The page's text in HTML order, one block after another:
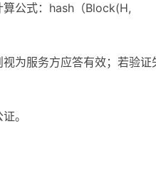
公式：hash（Block(H,
为服务方应答有效；若验证
。